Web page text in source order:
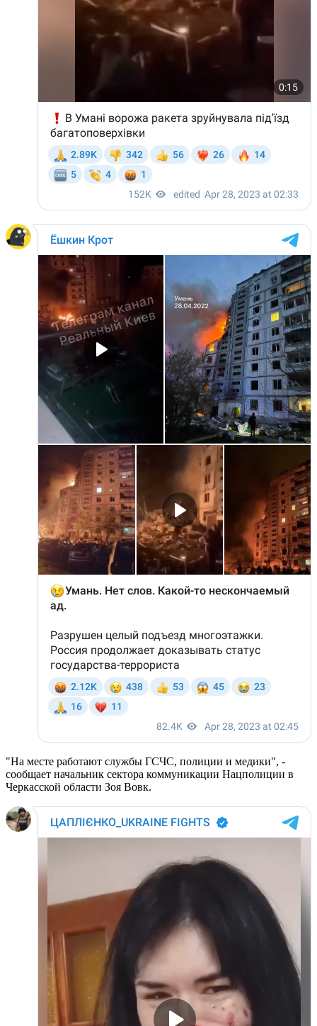
"На месте работают службы ГСЧС, полиции и медики", -
сообщает начальник сектора коммуникации Нацполиции в
Черкасской области Зоя Вовк.